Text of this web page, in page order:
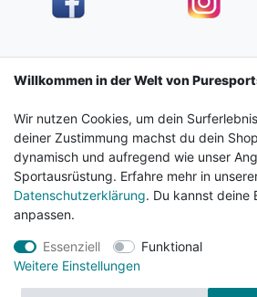
Impressum
Barrierefreiheitserklärung
Vertrag widerrufen
© 2024 Surf & Sportshop
Willkommen in der Welt von
Wir nutzen Cookies, um dein
deiner Zustimmung machst du dein
dynamisch und aufregend wie unser
Sportausrüstung. Erfahre mehr in
Datenschutzerklärung. Du kannst deine
anpassen.
Essenziell
Funktional
Weitere Einstellungen